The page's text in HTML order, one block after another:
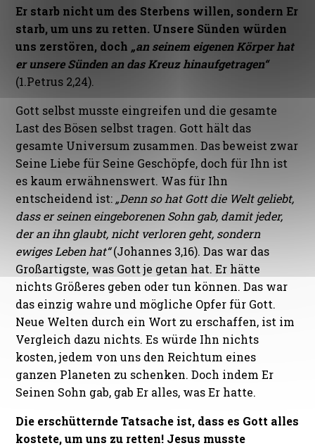
Er starb nicht um des Sterbens willen, sondern Er
starb, um uns zu retten. Unsere Sünden würden
uns zerstören, doch „an seinem eigenen Körper hat
er unsere Sünden an das Kreuz hinaufgetragen“
(1.Petrus 2,24).
Gott selbst musste eingreifen und die gesamte
Last des Bösen selbst tragen. Gott hält das
gesamte Universum zusammen. Das beweist zwar
Seine Liebe für Seine Geschöpfe, doch für Ihn ist
es kaum erwähnenswert. Was für Ihn
entscheidend ist: „Denn so hat Gott die Welt geliebt,
dass er seinen eingeborenen Sohn gab, damit jeder,
der an ihn glaubt, nicht verloren geht, sondern
ewiges Leben hat“(Johannes 3,16). Das war das
Großartigste, was Gott je getan hat. Er hätte
nichts Größeres geben oder tun können. Das war
das einzig wahre und mögliche Opfer für Gott.
Neue Welten durch ein Wort zu erschaffen, ist im
Vergleich dazu nichts. Es würde Ihn nichts
kosten, jedem von uns den Reichtum eines
ganzen Planeten zu schenken. Doch indem Er
Seinen Sohn gab, gab Er alles, was Er hatte.
Die erschütternde Tatsache ist, dass es Gott alles
kostete, um uns zu retten! Jesus musste